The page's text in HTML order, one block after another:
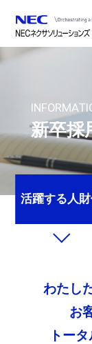
INFORMATI
新卒採
活躍する人
わたし
お
トー